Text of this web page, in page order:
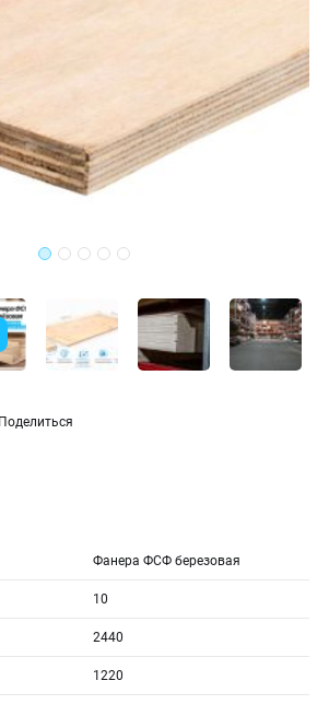
Поделиться
Фанера ФСФ березовая
10
2440
1220